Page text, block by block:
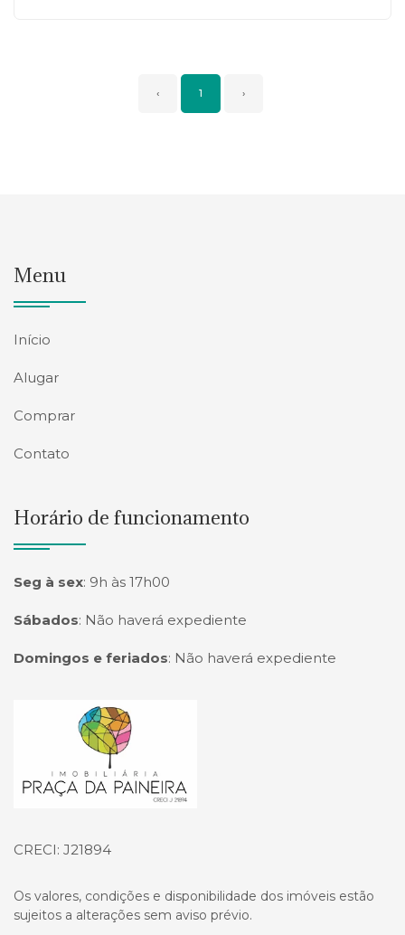
‹ 1 ›
Menu
Início
Alugar
Comprar
Contato
Horário de funcionamento
Seg à sex: 9h às 17h00
Sábados: Não haverá expediente
Domingos e feriados: Não haverá expediente
Página inicial
CRECI: J21894
Os valores, condições e disponibilidade dos imóveis estão
sujeitos a alterações sem aviso prévio.